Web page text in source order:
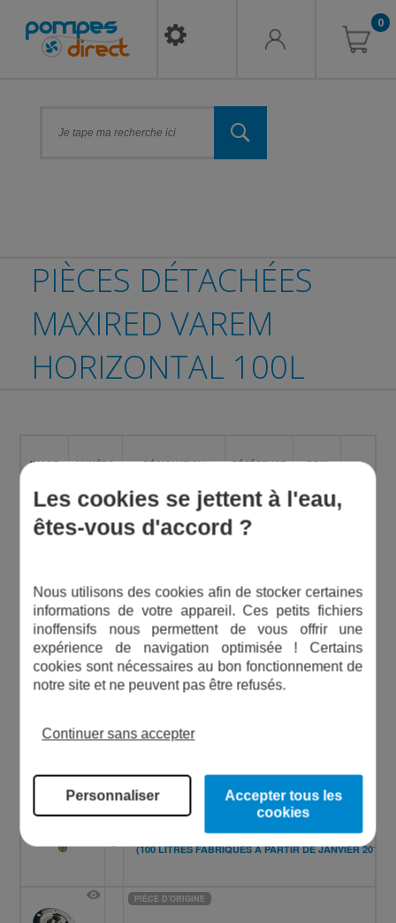
0
PIÈCES DÉTACHÉES
MAXIRED VAREM
HORIZONTAL 100L
IMAGE NUMÉRO DÉSIGNATION RÉFÉRENCE PRIX
2 CONTRE BRIDE INOX 19 À 100 L
PIÈCE D'ORIGINE
3
VALVE À VISSAGE EXTÉRIEUR 100 À 750 L
(100 LITRES FABRIQUÉS À PARTIR DE JANVIER 2016)
PIÈCE D'ORIGINE
PIÈCE D'ORIGINE
Les cookies se jettent à l'eau,
êtes-vous d'accord ?
Nous utilisons des cookies afin de stocker certaines
informations de votre appareil. Ces petits fichiers
inoffensifs nous permettent de vous offrir une
expérience de navigation optimisée ! Certains
cookies sont nécessaires au bon fonctionnement de
notre site et ne peuvent pas être refusés.
Continuer sans accepter
Personnaliser
Accepter tous les
cookies